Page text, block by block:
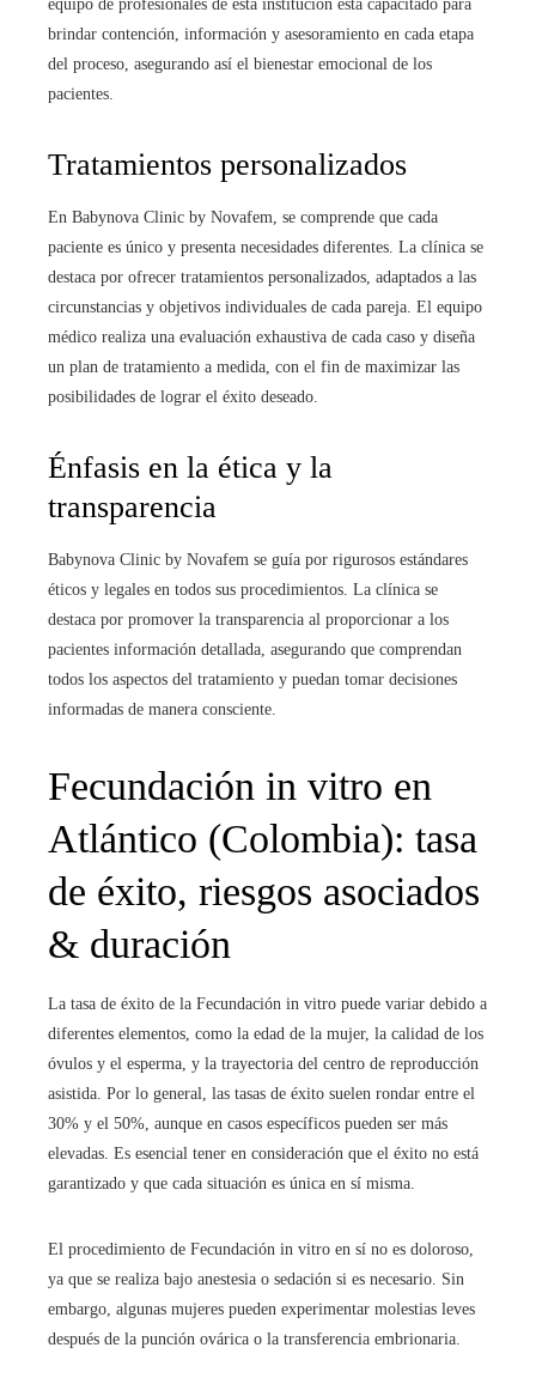
equipo de profesionales de esta institución está capacitado para
brindar contención, información y asesoramiento en cada etapa
del proceso, asegurando así el bienestar emocional de los
pacientes.
Tratamientos personalizados
En Babynova Clinic by Novafem, se comprende que cada
paciente es único y presenta necesidades diferentes. La clínica se
destaca por ofrecer tratamientos personalizados, adaptados a las
circunstancias y objetivos individuales de cada pareja. El equipo
médico realiza una evaluación exhaustiva de cada caso y diseña
un plan de tratamiento a medida, con el fin de maximizar las
posibilidades de lograr el éxito deseado.
Énfasis en la ética y la
transparencia
Babynova Clinic by Novafem se guía por rigurosos estándares
éticos y legales en todos sus procedimientos. La clínica se
destaca por promover la transparencia al proporcionar a los
pacientes información detallada, asegurando que comprendan
todos los aspectos del tratamiento y puedan tomar decisiones
informadas de manera consciente.
Fecundación in vitro en
Atlántico (Colombia): tasa
de éxito, riesgos asociados
& duración
La tasa de éxito de la Fecundación in vitro puede variar debido a
diferentes elementos, como la edad de la mujer, la calidad de los
óvulos y el esperma, y la trayectoria del centro de reproducción
asistida. Por lo general, las tasas de éxito suelen rondar entre el
30% y el 50%, aunque en casos específicos pueden ser más
elevadas. Es esencial tener en consideración que el éxito no está
garantizado y que cada situación es única en sí misma.
El procedimiento de Fecundación in vitro en sí no es doloroso,
ya que se realiza bajo anestesia o sedación si es necesario. Sin
embargo, algunas mujeres pueden experimentar molestias leves
después de la punción ovárica o la transferencia embrionaria.